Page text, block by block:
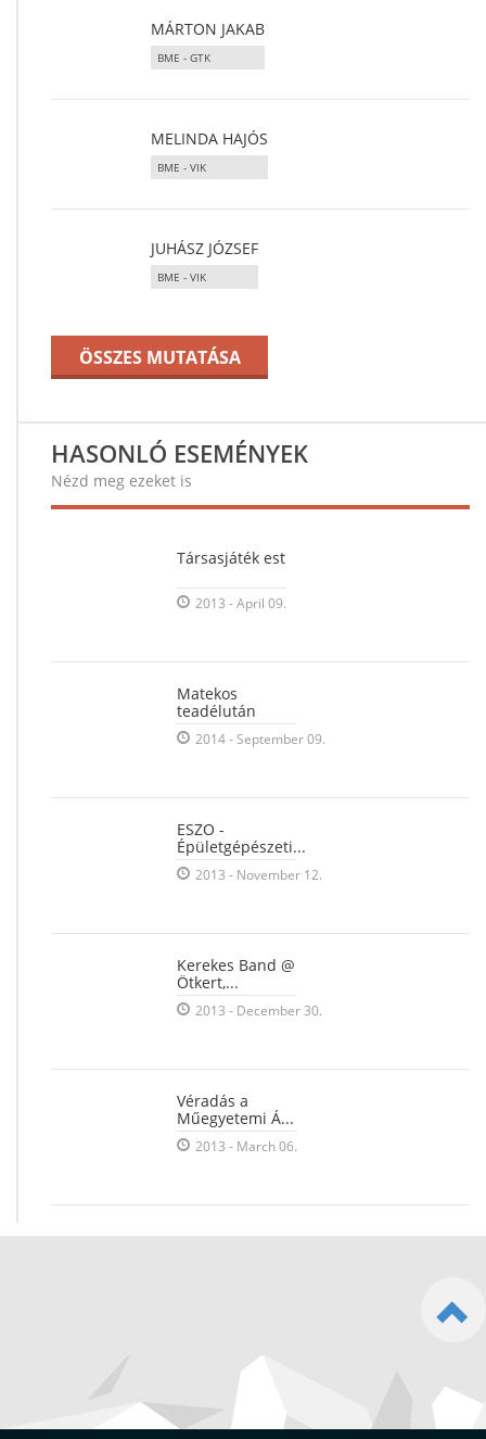
MÁRTON JAKAB
BME - GTK
MELINDA HAJÓS
BME - VIK
JUHÁSZ JÓZSEF
BME - VIK
ÖSSZES MUTATÁSA
HASONLÓ ESEMÉNYEK
Nézd meg ezeket is
Társasjáték est
2013 - April 09.
Matekos
teadélután
2014 - September 09.
ESZO -
Épületgépészeti...
2013 - November 12.
Kerekes Band @
Ötkert,...
2013 - December 30.
Véradás a
Műegyetemi Á...
2013 - March 06.